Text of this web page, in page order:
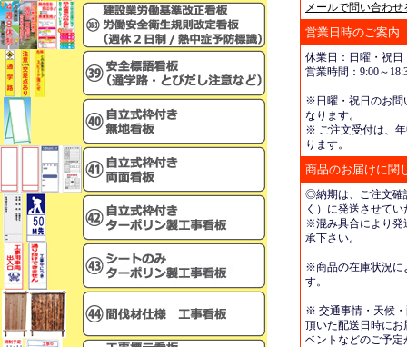
メールで問い合わせ
営業日時のご案内
休業日：日曜・祝日
営業時間：9:00～
※日曜・祝日のお問
なります。
※ ご注文受付は、
ります。
商品のお届けに関
◎納期は、ご注文確
く）に発送させて
※混み具合により発
承下さい。
※商品の在庫状況に
す。
※ 交通事情・天候
頂いた配送日時に
ベントなどのご予